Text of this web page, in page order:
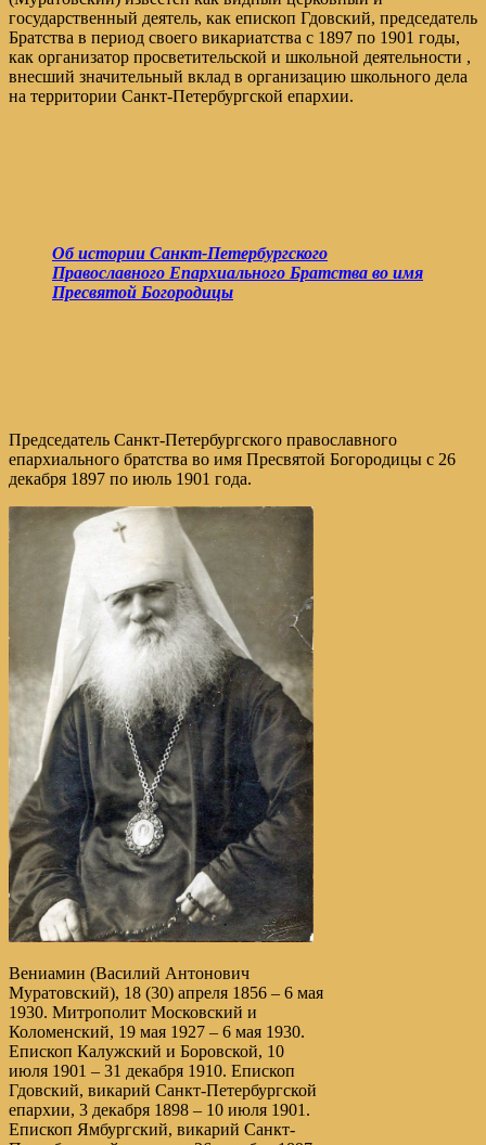
государственный деятель, как епископ Гдовский, председатель
Братства в период своего викариатства с 1897 по 1901 годы,
как организатор просветительской и школьной деятельности ,
внесший значительный вклад в организацию школьного дела
на территории Санкт-Петербургской епархии.
Об истории Санкт-Петербургского
Православного Епархиального Братства во имя
Пресвятой Богородицы
Председатель Санкт-Петербургского православного
епархиального братства во имя Пресвятой Богородицы с 26
декабря 1897 по июль 1901 года.
Вениамин (Василий Антонович
Муратовский), 18 (30) апреля 1856 – 6 мая
1930. Митрополит Московский и
Коломенский, 19 мая 1927 – 6 мая 1930.
Епископ Калужский и Боровской, 10
июля 1901 – 31 декабря 1910. Епископ
Гдовский, викарий Санкт-Петербургской
епархии, 3 декабря 1898 – 10 июля 1901.
Епископ Ямбургский, викарий Санкт-